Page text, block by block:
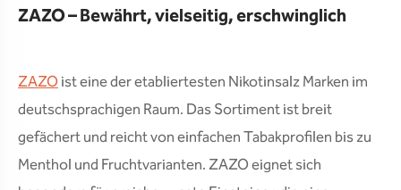
ZAZO – Bewährt, vielseitig, erschwinglich
ZAZOist eine der etabliertesten Nikotinsalz Marken im
deutschsprachigen Raum. Das Sortiment ist breit
gefächert und reicht von einfachen Tabakprofilen bis zu
Menthol und Fruchtvarianten. ZAZO eignet sich